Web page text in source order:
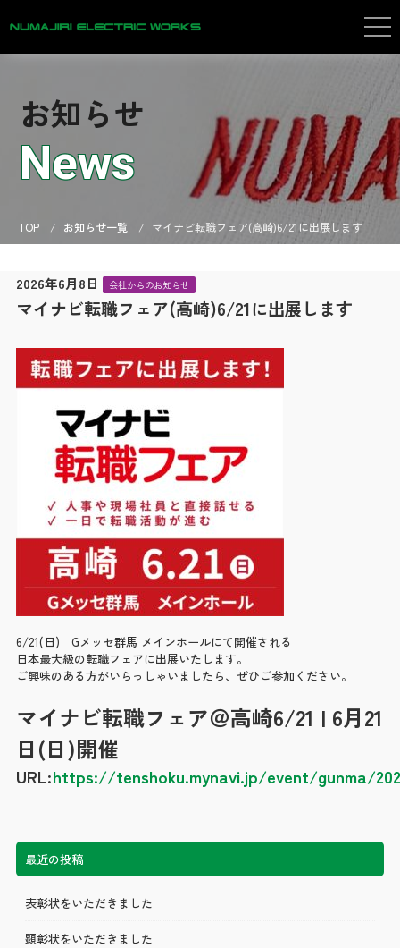
企業情報
Company
施工実績
Achievement
公共・教育
生産・物流・商業
医療・福祉・住居
SDGsへの取り組み
採用情報
Recruit
職場環境・福利厚生
育成プラン・教育制度
社員のリアルな声
募集要項
お知らせ
お知らせ
News
TOP お知らせ一覧 マイナビ転職フェア(高崎)6/21に出展します
2026年6月8日 会社からのお知らせ
マイナビ転職フェア(高崎)6/21に出展します
6/21(日) Gメッセ群馬 メインホールにて開催される
日本最大級の転職フェアに出展いたします。
ご興味のある方がいらっしゃいましたら、ぜひご参加ください。
マイナビ転職フェア＠高崎6/21 | 6月21
日(日)開催
URL:https://tenshoku.mynavi.jp/event/gunma/
最近の投稿
表彰状をいただきました
顕彰状をいただきました